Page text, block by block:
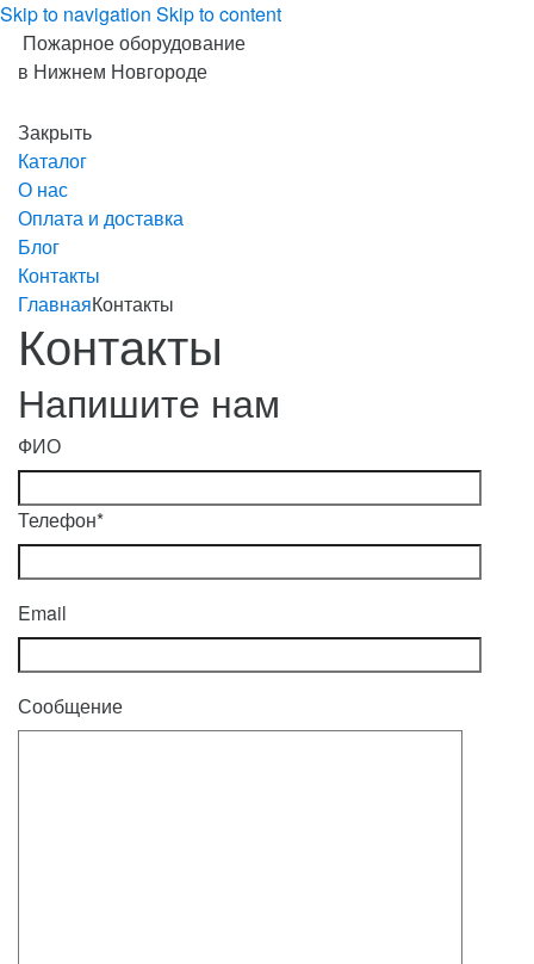
Skip to navigation Skip to content
Пожарное оборудование
в Нижнем Новгороде
Закрыть
Каталог
О нас
Оплата и доставка
Блог
Контакты
ГлавнаяКонтакты
Контакты
Напишите нам
ФИО
Телефон*
Email
Сообщение